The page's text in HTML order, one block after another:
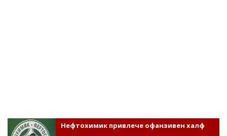
Нефтохимик привлече офанзивен халф